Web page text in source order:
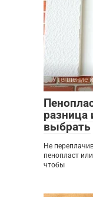
Утепление
разница
выбрать
Не
пенопласт
чтобы